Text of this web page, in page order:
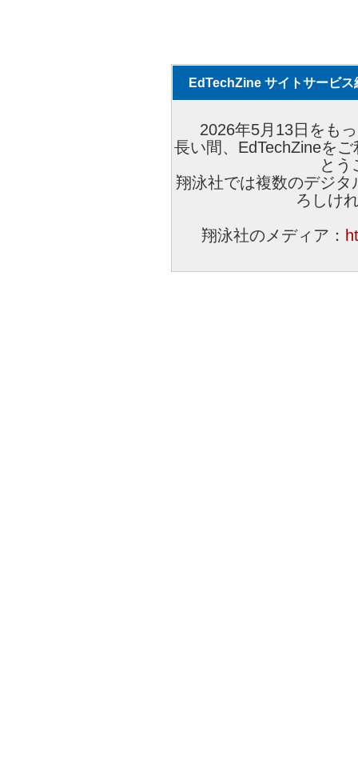
EdTechZine サイトサービス
2026年5月13日をも
長い間、EdTechZineを
とう
翔泳社では複数のデジ
ろしけ
翔泳社のメディア：